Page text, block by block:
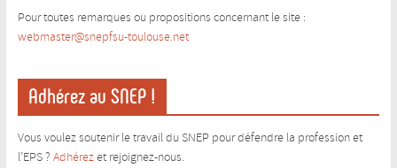
Pour toutes remarques ou propositions concernant le site :
webmaster@snepfsu-toulouse.net
Adhérez au SNEP !
Vous voulez soutenir le travail du SNEP pour défendre la profession et
l’EPS ? Adhérezet rejoignez-nous.